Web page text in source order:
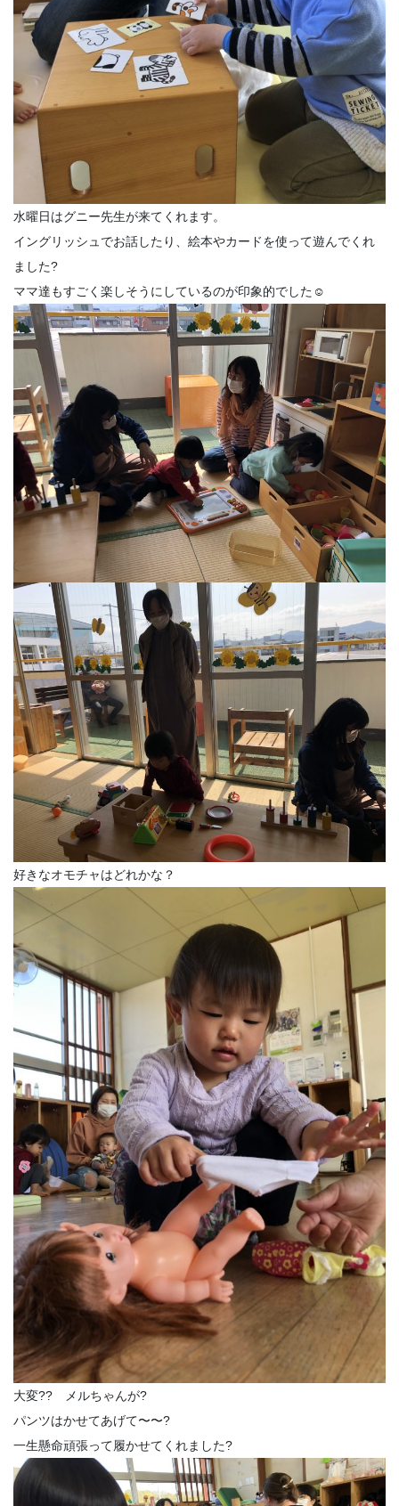
水曜日はグニー先生が来てくれます。
イングリッシュでお話したり、絵本やカードを使って遊んでくれ
ました?
ママ達もすごく楽しそうにしているのが印象的でした☺️
好きなオモチャはどれかな？
大変?? メルちゃんが?
パンツはかせてあげて〜〜?
一生懸命頑張って履かせてくれました?